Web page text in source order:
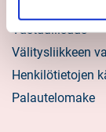
Vastuullisuus
Välitysliikkeen
Henkilötietojen
Palautelomake